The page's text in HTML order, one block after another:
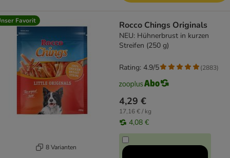
Favorit
8 Varianten
Rocco Chings Originals
NEU: Hühnerbrust in kurzen
Streifen (250 g)
4,29 €
17,16 € / kg
4,08 €
Rating: 4.9/5 (2883)